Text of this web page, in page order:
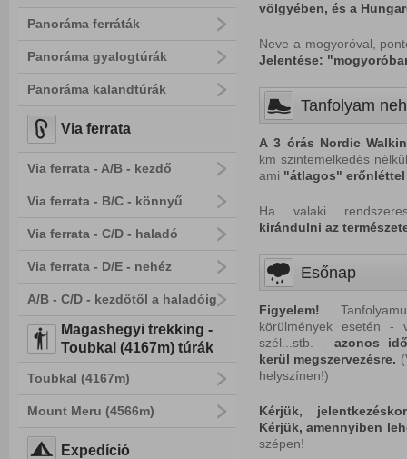
Panoráma ferráták
Panoráma gyalogtúrák
Panoráma kalandtúrák
Via ferrata
Via ferrata - A/B - kezdő
Via ferrata - B/C - könnyű
Via ferrata - C/D - haladó
Via ferrata - D/E - nehéz
A/B - C/D - kezdőtől a haladóig
Magashegyi trekking -
Toubkal (4167m) túrák
Toubkal (4167m)
Mount Meru (4566m)
Expedíció
völgyében, és a
Neve a mogyoróval,
Jelentése:
Tanfolyam
A 3 órás Nordic
km szintemelkedés
ami "átlagos"
Ha valaki
kirándulni az
Esőnap
Figyelem!
körülmények esetén -
szél...stb. - azonos
kerül megszervezésre. (
helyszínen!)
Kérjük,
Kérjük, amennyiben
szépen!